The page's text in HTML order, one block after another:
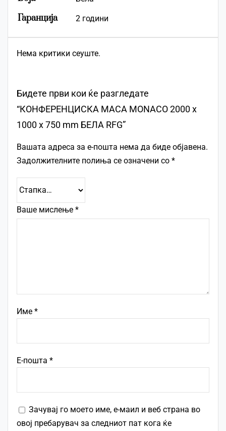
Гаранција 2 години
Нема критики сеуште.
Бидете први кои ќе разгледате
“КОНФЕРЕНЦИСКА МАСА MONACO 2000 x
1000 x 750 mm БЕЛА RFG”
Вашата адреса за е-пошта нема да биде објавена.
Задолжителните полиња се означени со *
Ваше мислење *
Име *
Е-пошта *
Зачувај го моето име, е-маил и веб страна во
овој пребарувач за следниот пат кога ќе